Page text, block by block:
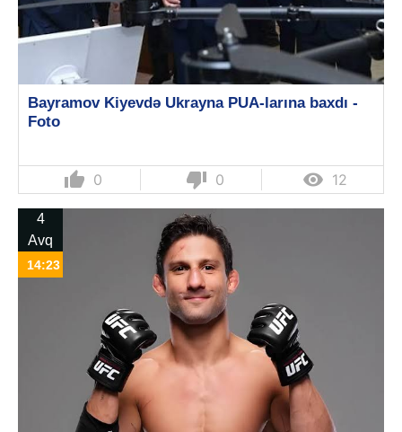
Bayramov Kiyevdə Ukrayna PUA-larına baxdı -
Foto
thumb_up 0 thumb_down 0  12
4
Avq
14:23